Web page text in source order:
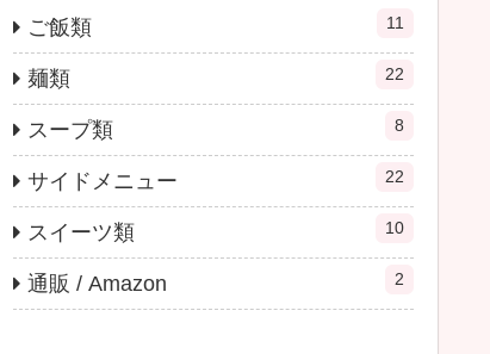
ご飯類 11
麺類 22
スープ類 8
サイドメニュー 22
スイーツ類 10
通販 / Amazon 2